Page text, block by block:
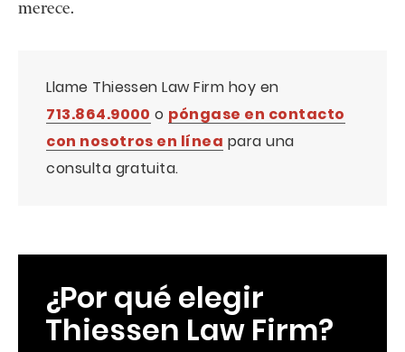
merece.
Llame Thiessen Law Firm hoy en
713.864.9000 o póngase en contacto
con nosotros en línea para una
consulta gratuita.
¿Por qué elegir
Thiessen Law Firm?